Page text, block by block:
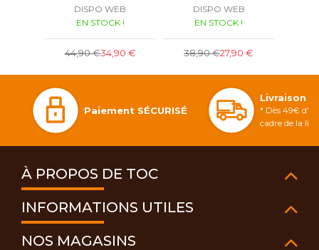
DISPO WEB
EN STOCK !
44,90 €34,90 €
DISPO WEB
EN STOCK !
38,90 €27,90 €
Paiement SÉCURISÉ
Livraison
* Dès 49€
cadre de la
À PROPOS DE TOC
INFORMATIONS UTILES
NOS MAGASINS